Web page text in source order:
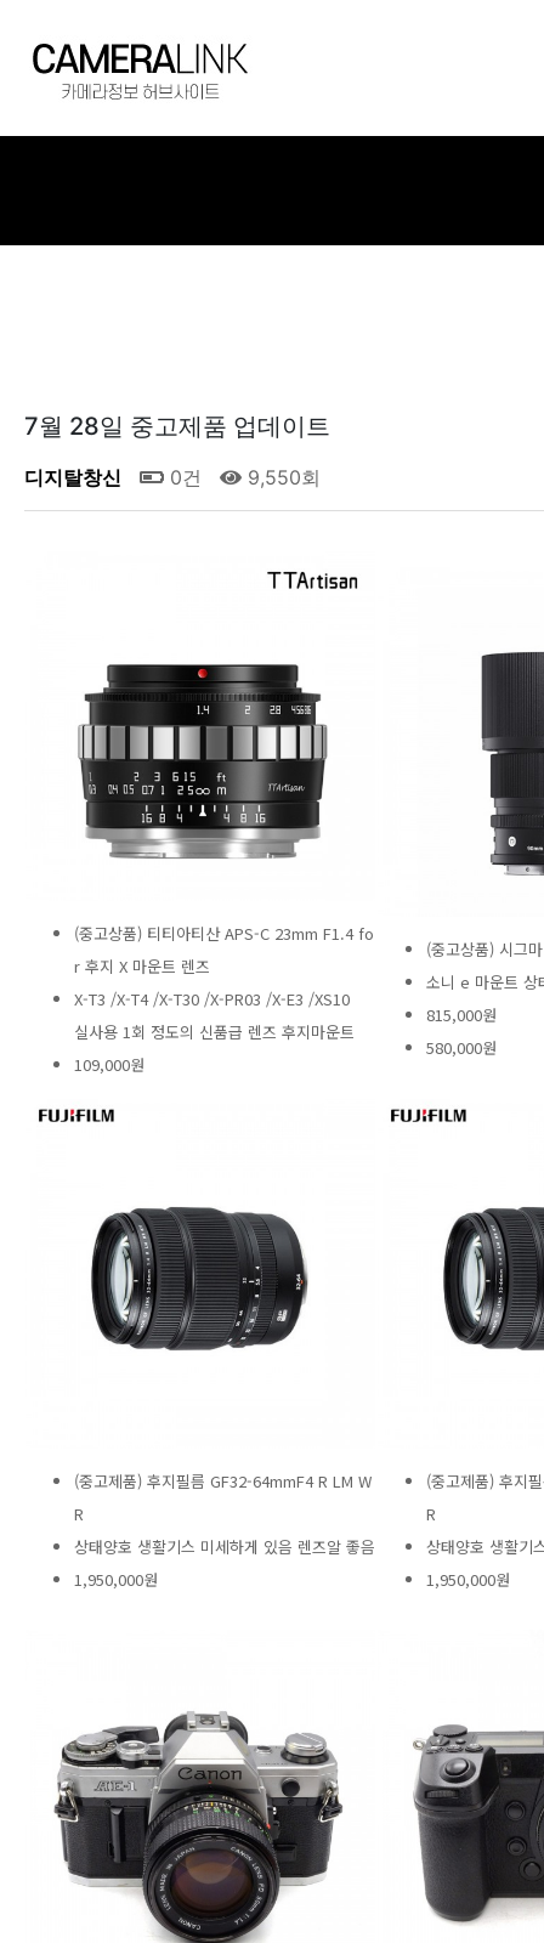
7월 28일 중고제품 업데이트
디지탈창신 0건 9,550회
(중고상품) 티티아티산 APS-C 23mm F1.4 fo
r 후지 X 마운트 렌즈
X-T3 /X-T4 /X-T30 /X-PR03 /X-E3 /XS10
실사용 1회 정도의 신품급 렌즈 후지마운트
109,000원
(중고상품) 시그
소니 e 마운트 상
815,000원
580,000원
(중고제품) 후지필름 GF32-64mmF4 R LM W
R
상태양호 생활기스 미세하게 있음 렌즈알 좋음
1,950,000원
(중고제품) 후지
R
상태양호 생활기
1,950,000원